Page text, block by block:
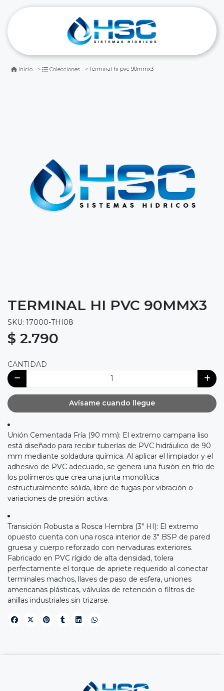
Inicio Colecciones Terminal hi pvc 90mmx3
TERMINAL HI PVC 90MMX3
SKU: 17000-THI08
$ 2.790
CANTIDAD
Avísame cuando llegue
Unión Cementada Fría (90 mm): El extremo campana liso
está diseñado para recibir tuberías de PVC hidráulico de 90
mm mediante soldadura química. Al aplicar el limpiador y el
adhesivo de PVC adecuado, se genera una fusión en frío de
los polímeros que crea una junta monolítica
estructuralmente sólida, libre de fugas por vibración o
variaciones de presión activa.
Transición Robusta a Rosca Hembra (3" HI): El extremo
opuesto cuenta con una rosca interior de 3" BSP de pared
gruesa y cuerpo reforzado con nervaduras exteriores.
Fabricado en PVC rígido de alta densidad, tolera
perfectamente el torque de apriete requerido al conectar
terminales machos, llaves de paso de esfera, uniones
americanas plásticas, válvulas de retención o filtros de
anillas industriales sin trizarse.